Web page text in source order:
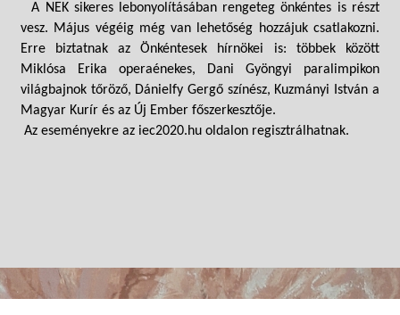
A NEK sikeres lebonyolításában rengeteg önkéntes is részt
vesz. Május végéig még van lehetőség hozzájuk csatlakozni.
Erre biztatnak az Önkéntesek hírnökei is: többek között
Miklósa Erika operaénekes, Dani Gyöngyi paralimpikon
világbajnok tőröző, Dánielfy Gergő színész, Kuzmányi István a
Magyar Kurír és az Új Ember főszerkesztője.
Az eseményekre az iec2020.hu oldalon regisztrálhatnak.